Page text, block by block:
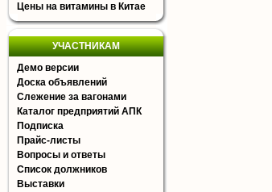
Цены на витамины в Китае
УЧАСТНИКАМ
Демо версии
Доска объявлений
Слежение за вагонами
Каталог предприятий АПК
Подписка
Прайс-листы
Вопросы и ответы
Список должников
Выставки